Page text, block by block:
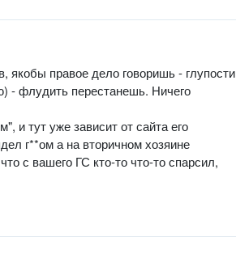
правое дело говоришь - глупости
- флудить перестанешь. Ничего
и тут уже зависит от сайта его
г**ом а на вторичном хозяине
с вашего ГС кто-то что-то спарсил,